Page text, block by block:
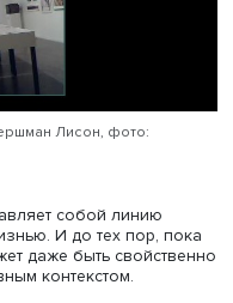
слушателям
университета
разговор об «эффекте
впервые ввел
Мори. Его
что наличие
вызывает
него отвращение.
взаимосвязь с